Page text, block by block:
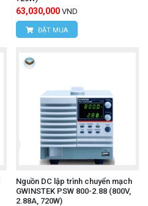
63,030,000 VND
ĐẶT MUA
Nguồn DC lập trình chuyển mạch
GWINSTEK PSW 800-2.88 (800V,
2.88A, 720W)